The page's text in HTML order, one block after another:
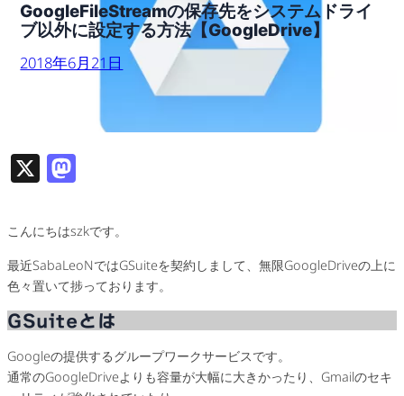
GoogleFileStreamの保存先をシステムドライ
ブ以外に設定する方法【GoogleDrive】
2018年6月21日
X
to
d
o
n
こんにちはszkです。
最近SabaLeoNではGSuiteを契約しまして、無限GoogleDriveの上に
色々置いて捗っております。
GSuiteとは
Googleの提供するグループワークサービスです。
通常のGoogleDriveよりも容量が大幅に大きかったり、Gmailのセキ